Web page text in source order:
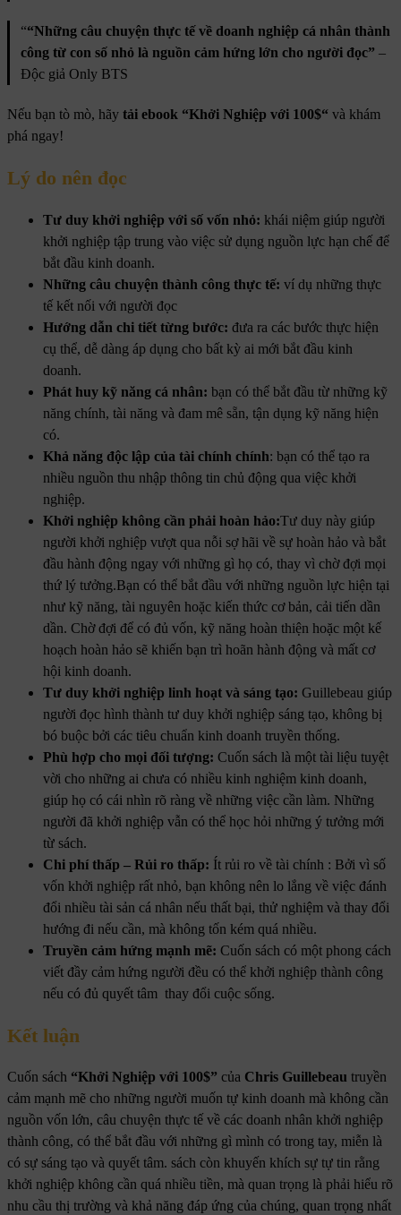
““Những câu chuyện thực tế về doanh nghiệp cá nhân thành
công từ con số nhỏ là nguồn cảm hứng lớn cho người đọc” –
Độc giả Only BTS
Nếu bạn tò mò, hãy tải ebook “Khởi Nghiệp với 100$“ và khám
phá ngay!
Lý do nên đọc
Tư duy khởi nghiệp với số vốn nhỏ: khái niệm giúp người
khởi nghiệp tập trung vào việc sử dụng nguồn lực hạn chế để
bắt đầu kinh doanh.
Những câu chuyện thành công thực tế: ví dụ những thực
tế kết nối với người đọc
Hướng dẫn chi tiết từng bước: đưa ra các bước thực hiện
cụ thể, dễ dàng áp dụng cho bất kỳ ai mới bắt đầu kinh
doanh.
Phát huy kỹ năng cá nhân: bạn có thể bắt đầu từ những kỹ
năng chính, tài năng và đam mê sẵn, tận dụng kỹ năng hiện
có.
Khả năng độc lập của tài chính chính: bạn có thể tạo ra
nhiều nguồn thu nhập thông tin chủ động qua việc khởi
nghiệp.
Khởi nghiệp không cần phải hoàn hảo:Tư duy này giúp
người khởi nghiệp vượt qua nỗi sợ hãi về sự hoàn hảo và bắt
đầu hành động ngay với những gì họ có, thay vì chờ đợi mọi
thứ lý tưởng.Bạn có thể bắt đầu với những nguồn lực hiện tại
như kỹ năng, tài nguyên hoặc kiến ​​thức cơ bản, cải tiến dần
dần. Chờ đợi để có đủ vốn, kỹ năng hoàn thiện hoặc một kế
hoạch hoàn hảo sẽ khiến bạn trì hoãn hành động và mất cơ
hội kinh doanh.
Tư duy khởi nghiệp linh hoạt và sáng tạo: Guillebeau giúp
người đọc hình thành tư duy khởi nghiệp sáng tạo, không bị
bó buộc bởi các tiêu chuẩn kinh doanh truyền thống.
Phù hợp cho mọi đối tượng: Cuốn sách là một tài liệu tuyệt
vời cho những ai chưa có nhiều kinh nghiệm kinh doanh,
giúp họ có cái nhìn rõ ràng về những việc cần làm. Những
người đã khởi nghiệp vẫn có thể học hỏi những ý tưởng mới
từ sách.
Chi phí thấp – Rủi ro thấp: Ít rủi ro về tài chính : Bởi vì số
vốn khởi nghiệp rất nhỏ, bạn không nên lo lắng về việc đánh
đổi nhiều tài sản cá nhân nếu thất bại, thử nghiệm và thay đổi
hướng đi nếu cần, mà không tốn kém quá nhiều.
Truyền cảm hứng mạnh mẽ: Cuốn sách có một phong cách
viết đầy cảm hứng người đều có thể khởi nghiệp thành công
nếu có đủ quyết tâm thay đổi cuộc sống.
Kết luận
Cuốn sách “Khởi Nghiệp với 100$” của Chris Guillebeau truyền
cảm mạnh mẽ cho những người muốn tự kinh doanh mà không cần
nguồn vốn lớn, câu chuyện thực tế về các doanh nhân khởi nghiệp
thành công, có thể bắt đầu với những gì mình có trong tay, miễn là
có sự sáng tạo và quyết tâm. sách còn khuyến khích sự tự tin rằng
khởi nghiệp không cần quá nhiều tiền, mà quan trọng là phải hiểu rõ
nhu cầu thị trường và khả năng đáp ứng của chúng, quan trọng nhất